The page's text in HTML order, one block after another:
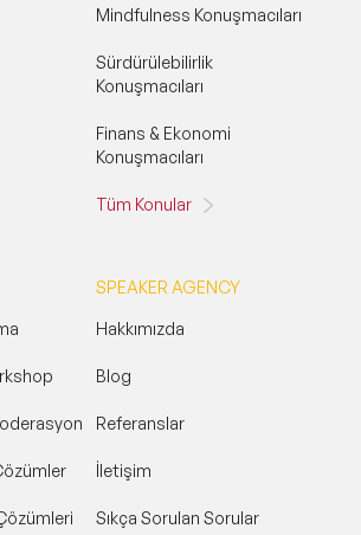
Mindfulness Konuşmacıları
Sürdürülebilirlik
Konuşmacıları
Finans & Ekonomi
Konuşmacıları
Tüm Konular
SPEAKER AGENCY
Hakkımızda
Blog
Referanslar
İletişim
Sıkça Sorulan Sorular